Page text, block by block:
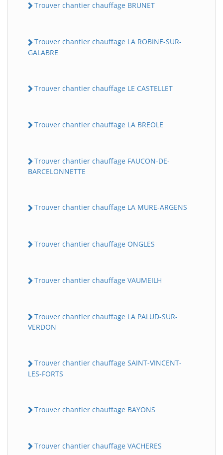
Trouver chantier chauffage BRUNET
Trouver chantier chauffage LA ROBINE-SUR-
GALABRE
Trouver chantier chauffage LE CASTELLET
Trouver chantier chauffage LA BREOLE
Trouver chantier chauffage FAUCON-DE-
BARCELONNETTE
Trouver chantier chauffage LA MURE-ARGENS
Trouver chantier chauffage ONGLES
Trouver chantier chauffage VAUMEILH
Trouver chantier chauffage LA PALUD-SUR-
VERDON
Trouver chantier chauffage SAINT-VINCENT-
LES-FORTS
Trouver chantier chauffage BAYONS
Trouver chantier chauffage VACHERES